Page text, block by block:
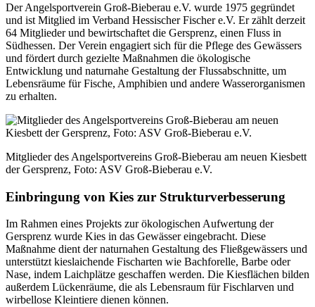
Der Angelsportverein Groß-Bieberau e.V. wurde 1975 gegründet
und ist Mitglied im Verband Hessischer Fischer e.V. Er zählt derzeit
64 Mitglieder und bewirtschaftet die Gersprenz, einen Fluss in
Südhessen. Der Verein engagiert sich für die Pflege des Gewässers
und fördert durch gezielte Maßnahmen die ökologische
Entwicklung und naturnahe Gestaltung der Flussabschnitte, um
Lebensräume für Fische, Amphibien und andere Wasserorganismen
zu erhalten.
Mitglieder des Angelsportvereins Groß-Bieberau am neuen Kiesbett
der Gersprenz, Foto: ASV Groß-Bieberau e.V.
Einbringung von Kies zur Strukturverbesserung
Im Rahmen eines Projekts zur ökologischen Aufwertung der
Gersprenz wurde Kies in das Gewässer eingebracht. Diese
Maßnahme dient der naturnahen Gestaltung des Fließgewässers und
unterstützt kieslaichende Fischarten wie Bachforelle, Barbe oder
Nase, indem Laichplätze geschaffen werden. Die Kiesflächen bilden
außerdem Lückenräume, die als Lebensraum für Fischlarven und
wirbellose Kleintiere dienen können.